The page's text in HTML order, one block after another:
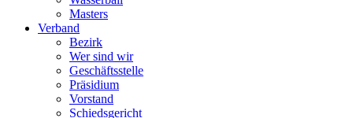
Masters
Verband
Bezirk
Wer sind wir
Geschäftsstelle
Präsidium
Vorstand
Schiedsgericht